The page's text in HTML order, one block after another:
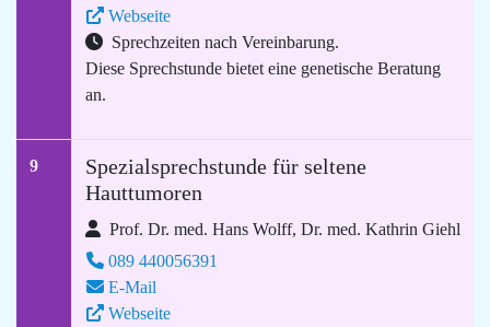
Webseite
Sprechzeiten nach Vereinbarung.
Diese Sprechstunde bietet eine genetische Beratung
an.
9
Spezialsprechstunde für seltene
Hauttumoren
Prof. Dr. med. Hans Wolff, Dr. med. Kathrin Giehl
089 440056391
E-Mail
Webseite